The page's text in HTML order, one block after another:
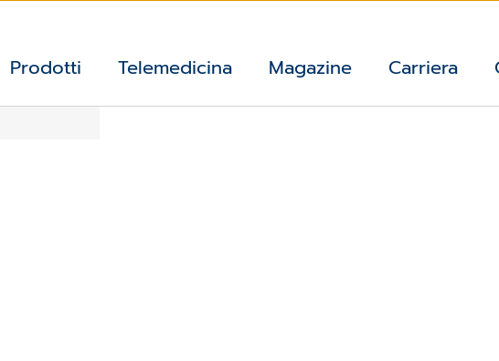
Prodotti Telemedicina Magazine Carriera
italia-head